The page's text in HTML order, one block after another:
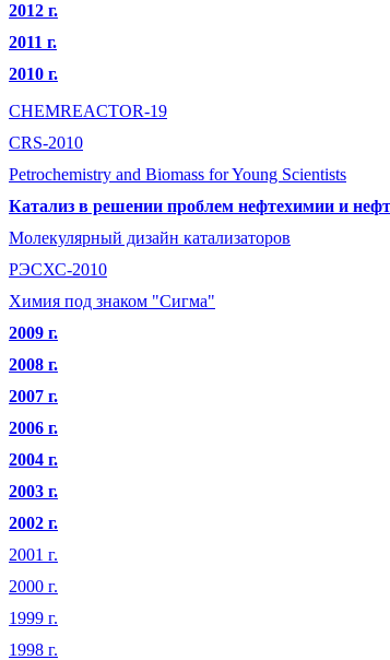
2012 г.
2011 г.
2010 г.
CHEMREACTOR-19
CRS-2010
Petrochemistry and Biomass for Young Scientists
Катализ в решении проблем нефтехимии и
Молекулярный дизайн катализаторов
РЭСХС-2010
Химия под знаком "Сигма"
2009 г.
2008 г.
2007 г.
2006 г.
2004 г.
2003 г.
2002 г.
2001 г.
2000 г.
1999 г.
1998 г.